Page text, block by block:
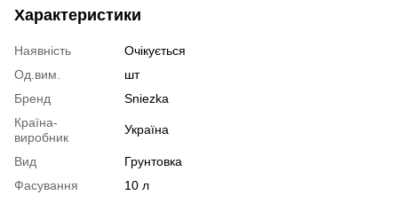
Характеристики
Наявність
Очікується
Од.вим.
шт
Бренд
Sniezka
Країна-
виробник
Україна
Вид
Грунтовка
Фасування
10 л